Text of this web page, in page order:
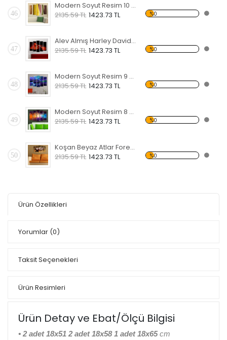
46
Modern Soyut Resim 10 Forex Tablo
2135.59 TL 1423.73 TL %0
47
Alev Almış Harley Davidson Forex Tablo
2135.59 TL 1423.73 TL %0
48
Modern Soyut Resim 9 Forex Tablo
2135.59 TL 1423.73 TL %0
49
Modern Soyut Resim 8 Forex Tablo
2135.59 TL 1423.73 TL %0
50
Koşan Beyaz Atlar Forex Tablo
2135.59 TL 1423.73 TL %0
Ürün Özellikleri
Yorumlar (0)
Taksit Seçenekleri
Ürün Resimleri
Ürün Detay ve Ebat/Ölçü Bilgisi
• 2 adet 18x51 2 adet 18x58 1 adet 18x65 cm